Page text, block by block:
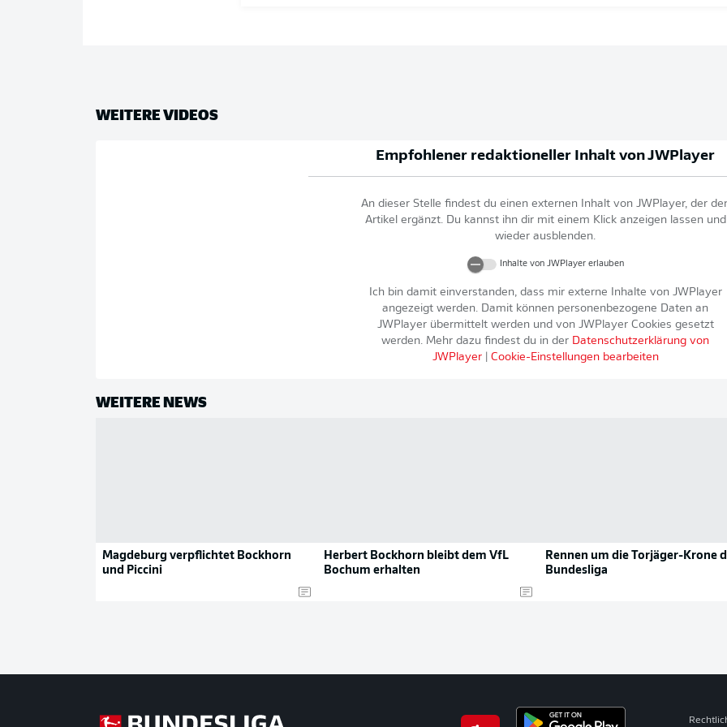
WEITERE VIDEOS
Empfohlener redaktioneller Inhalt vonJWPlayer
An dieser Stelle findest du einen externen Inhalt von JWPlayer, der
Artikel ergänzt. Du kannst ihn dir mit einem Klick anzeigen lassen und
wieder ausblenden.
Inhalte von JWPlayererlauben
Ich bin damit einverstanden, dass mir externe Inhalte von JWPlayer
angezeigt werden. Damit können personenbezogene Daten an
JWPlayerübermittelt werden und von JWPlayerCookies gesetzt
werden. Mehr dazu findest du in der Datenschutzerklärung von
JWPlayer| Cookie-Einstellungen bearbeiten
WEITERE NEWS
Magdeburg verpflichtet Bockhorn
und Piccini
Herbert Bockhorn bleibt dem VfL
Bochum erhalten
Rennen um die Torjäger-Krone
Bundesliga